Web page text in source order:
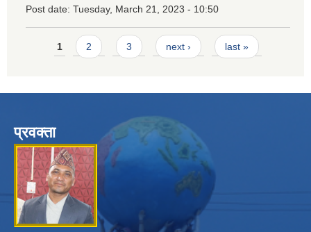
Post date: Tuesday, March 21, 2023 - 10:50
Pages
1 2 3 next › last »
प्रवक्ता